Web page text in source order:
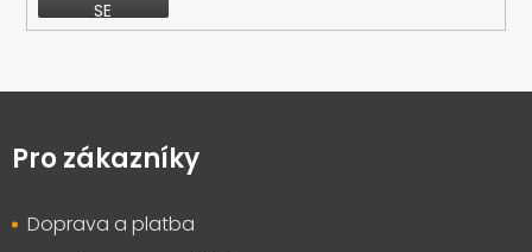
SE
pPro zákazníky
Doprava a platba